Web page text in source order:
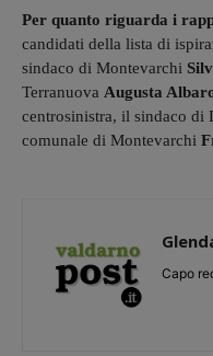
Per quanto riguarda i
candidati della lista di
sindaco di Montevarchi
Terranuova Augusta
centrosinistra, il sindaco di
comunale di Montevarchi
Capo